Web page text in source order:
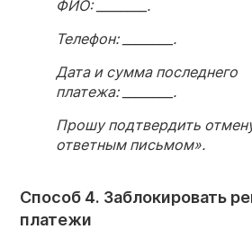
ФИО: ________.
Телефон: ________.
Дата и сумма последнего
платежа: ________.
Прошу подтвердить
ответным письмом».
Способ 4. Заблокировать
платежи